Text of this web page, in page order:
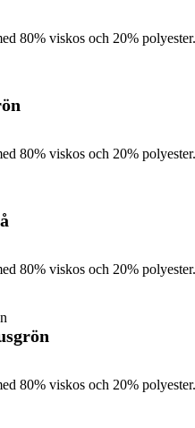
80% viskos och 20%
80% viskos och 20%
80% viskos och 20%
80% viskos och 20%